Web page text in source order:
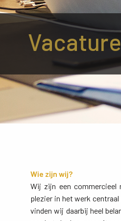
Wie zijn wij?
Wij zijn een commercieel
plezier in het werk
vinden wij daarbij heel